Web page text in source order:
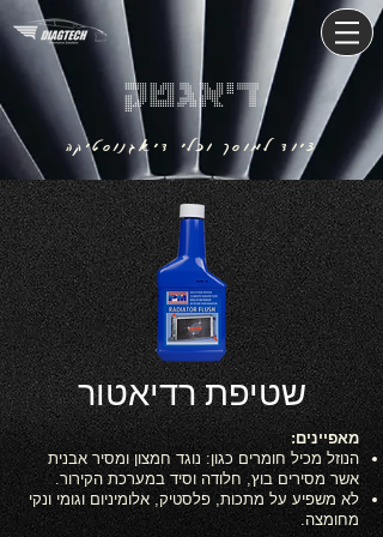
דיאגטק
ציוד למוסך וכלי דיאגנוסטיקה
שטיפת רדיאטור
מאפיינים:
הנוזל מכיל חומרים כגון: נוגד חמצון ומסיר אבנית
אשר מסירים בוץ, חלודה וסיד במערכת הקירור.
לא משפיע על מתכות, פלסטיק, אלומיניום וגומי ונקי
מחומצה.